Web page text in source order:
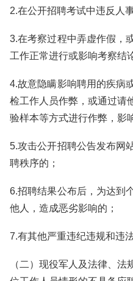
2.在公开招聘考试中违反人
3.在考察过程中弄虚作假，
工作正常进行或影响考察结
4.故意隐瞒影响聘用的疾病
检工作人员作弊，或通过请
验样本等方式进行作弊，影
5.攻击公开招聘公告发布网
聘秩序的；
6.招聘结果公布后，为达到
他人，造成恶劣影响的；
7.有其他严重违纪违规和违
（二）现役军人及法律、